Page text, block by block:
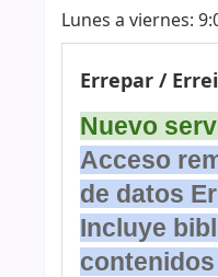
Lunes a viernes:
Errepar /
Nuevo
Acceso
de datos
Incluye